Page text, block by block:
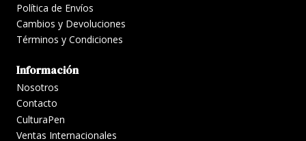
Política de Envíos
Cambios y Devoluciones
Términos y Condiciones
Información
Nosotros
Contacto
CulturaPen
Ventas Internacionales